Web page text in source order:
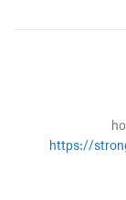
https://